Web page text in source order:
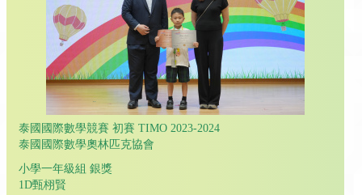
泰國國際數學競賽 初賽 TIMO 2023-2024
泰國國際數學奧林匹克協會
小學一年級組 銀獎
1D甄栩賢